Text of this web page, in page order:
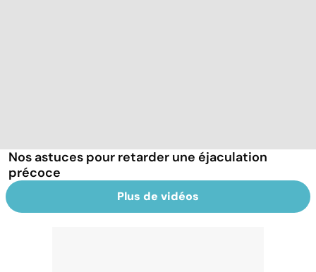
Nos astuces pour retarder une éjaculation
précoce
Plus de vidéos